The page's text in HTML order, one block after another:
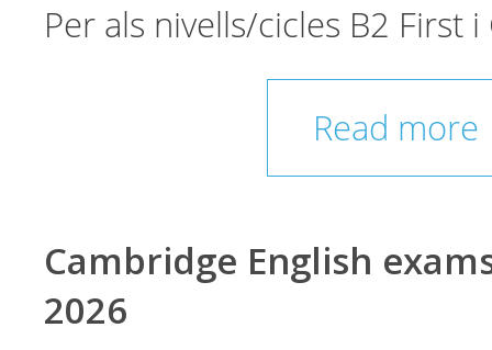
Per als nivells/cicles B2 First
Read more
Cambridge English
2026